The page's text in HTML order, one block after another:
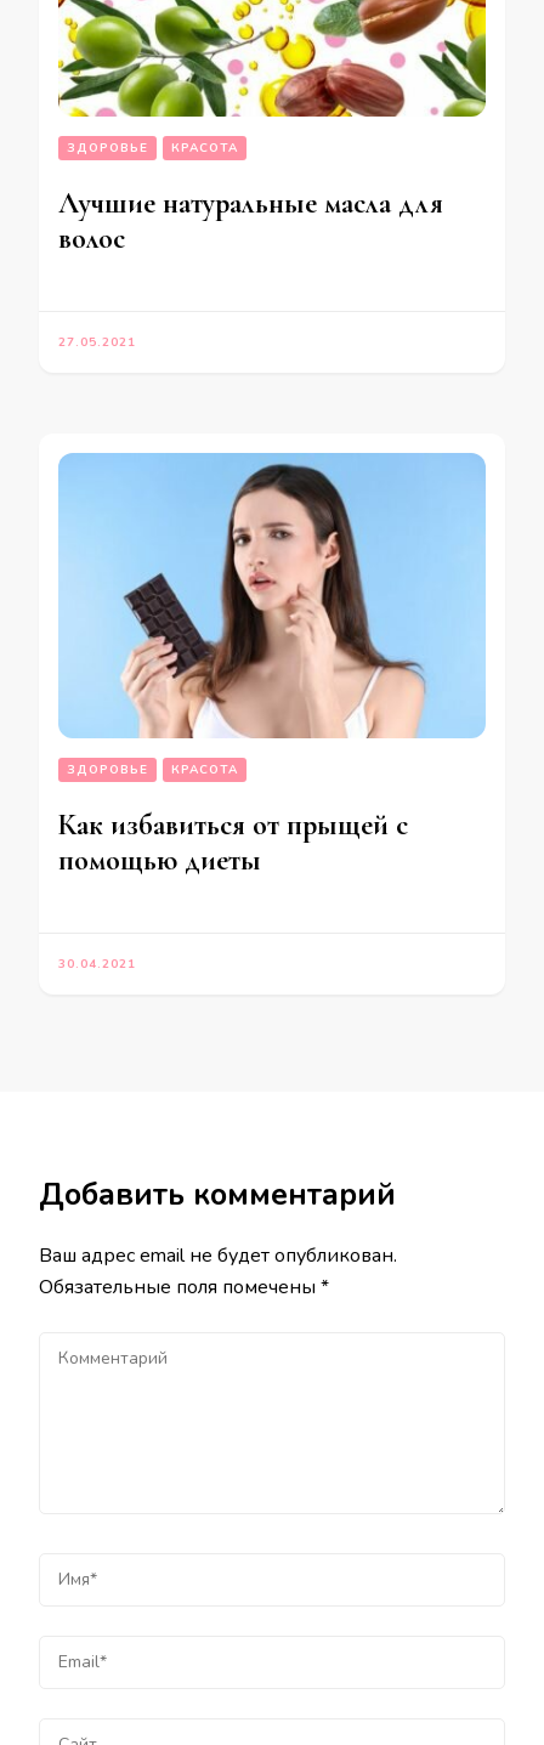
ЗДОРОВЬЕ КРАСОТА
Лучшие натуральные масла для
волос
27.05.2021
ЗДОРОВЬЕ КРАСОТА
Как избавиться от прыщей с
помощью диеты
30.04.2021
Добавить комментарий
Ваш адрес email не будет опубликован.
Обязательные поля помечены *